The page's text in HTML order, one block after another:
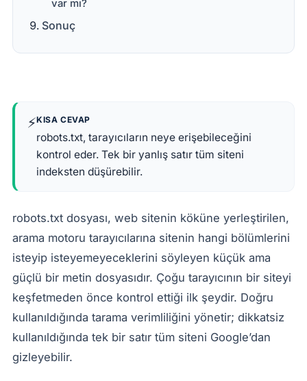
var mı?
Sonuç
⚡KISA CEVAP
robots.txt, tarayıcıların neye erişebileceğini
kontrol eder. Tek bir yanlış satır tüm siteni
indeksten düşürebilir.
robots.txt dosyası, web sitenin köküne yerleştirilen,
arama motoru tarayıcılarına sitenin hangi bölümlerini
isteyip isteyemeyeceklerini söyleyen küçük ama
güçlü bir metin dosyasıdır. Çoğu tarayıcının bir siteyi
keşfetmeden önce kontrol ettiği ilk şeydir. Doğru
kullanıldığında tarama verimliliğini yönetir; dikkatsiz
kullanıldığında tek bir satır tüm siteni Google’dan
gizleyebilir.